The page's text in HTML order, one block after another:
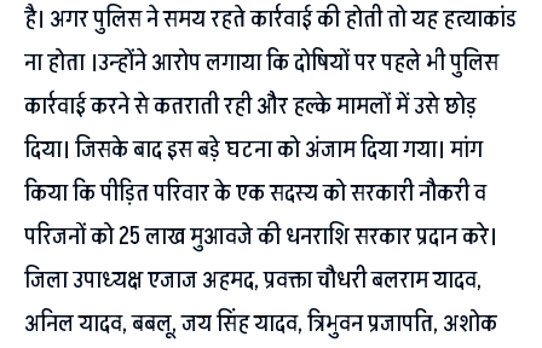
है। अगर पुलिस ने समय रहते कार्रवाई की होती तो यह हत्याकांड
ना होता ।उन्होंने आरोप लगाया कि दोषियों पर पहले भी पुलिस
कार्रवाई करने से कतराती रही और हल्के मामलों में उसे छोड़
दिया। जिसके बाद इस बड़े घटना को अंजाम दिया गया। मांग
किया कि पीड़ित परिवार के एक सदस्य को सरकारी नौकरी व
परिजनों को 25 लाख मुआवजे की धनराशि सरकार प्रदान करे।
जिला उपाध्यक्ष एजाज अहमद, प्रवक्ता चौधरी बलराम यादव,
अनिल यादव, बबलू, जय सिंह यादव, त्रिभुवन प्रजापति, अशोक